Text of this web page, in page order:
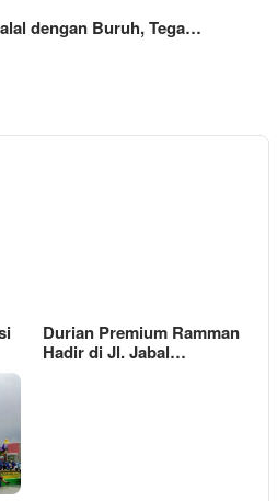
dengan Buruh, Tega…
Durian Premium Ramman
Hadir di Jl. Jabal…